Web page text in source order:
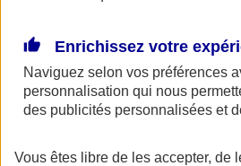
AXA
Enrichissez votre
Naviguez selon vos préférences
personnalisation qui nous
des publicités personnalisées et
Vous êtes libre de les accepter, de